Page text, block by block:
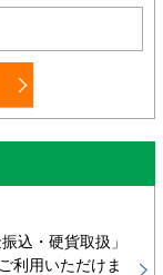
込・硬貨取扱」
利用いただけま